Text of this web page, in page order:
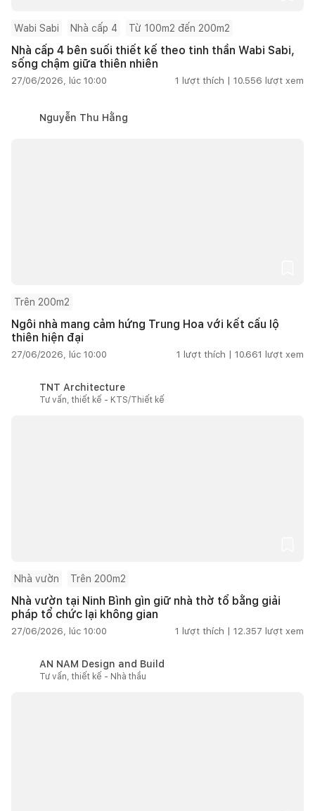
Wabi Sabi Nhà cấp 4 Từ 100m2 đến 200m2
Nhà cấp 4 bên suối thiết kế theo tinh thần Wabi Sabi,
sống chậm giữa thiên nhiên
27/06/2026, lúc 10:00 1 lượt thích | 10.556 lượt xem
Nguyễn Thu Hằng
Trên 200m2
Ngôi nhà mang cảm hứng Trung Hoa với kết cấu lộ
thiên hiện đại
27/06/2026, lúc 10:00 1 lượt thích | 10.661 lượt xem
TNT Architecture
Tư vấn, thiết kế - KTS/Thiết kế
Nhà vườn Trên 200m2
Nhà vườn tại Ninh Bình gìn giữ nhà thờ tổ bằng giải
pháp tổ chức lại không gian
27/06/2026, lúc 10:00 1 lượt thích | 12.357 lượt xem
AN NAM Design and Build
Tư vấn, thiết kế - Nhà thầu